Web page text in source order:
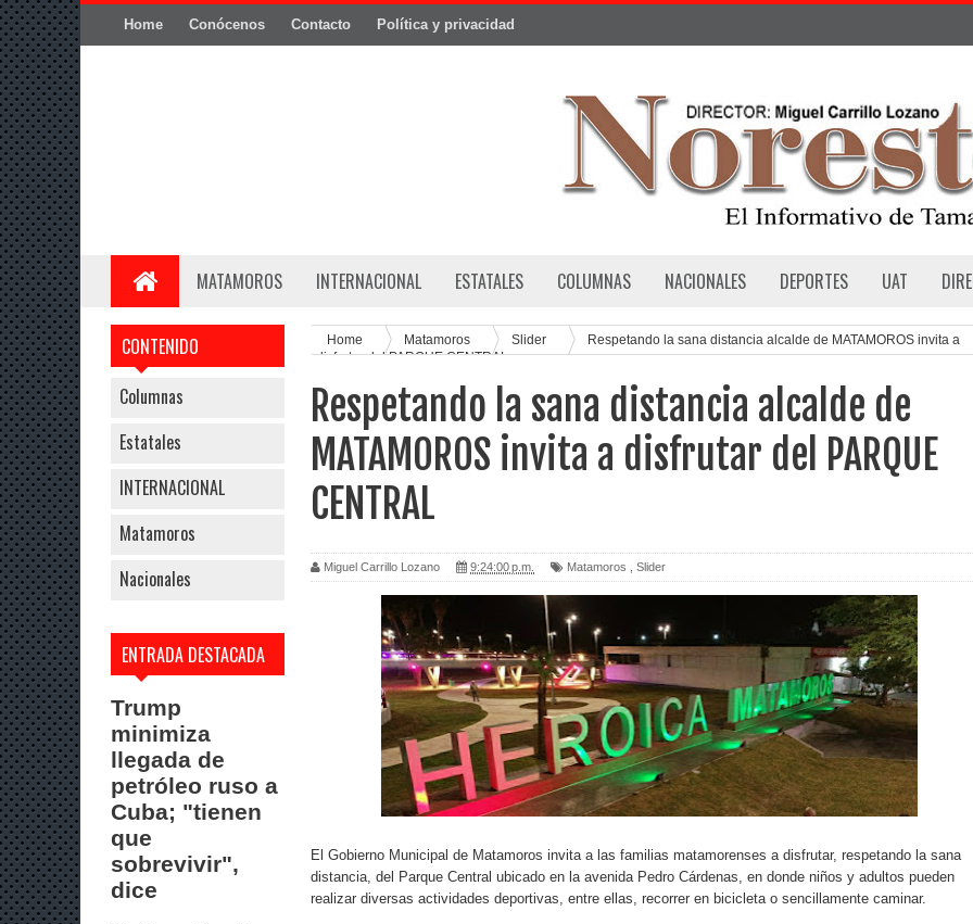
Home Conócenos Contacto Política y privacidad
MATAMOROS INTERNACIONAL ESTATALES COLUMNAS NACIONALES DEPORTES UAT
CONTENIDO
Columnas
Estatales
INTERNACIONAL
Matamoros
Nacionales
ENTRADA DESTACADA
Trump
minimiza
llegada de
petróleo ruso a
Cuba; "tienen
que
sobrevivir",
dice
Home Matamoros Slider
Respetando la sana distancia alcalde de MATAMOROS invita a
disfrutar del PARQUE CENTRAL
Respetando la sana distancia alcalde de
MATAMOROS invita a disfrutar del PARQUE
CENTRAL
Miguel Carrillo Lozano 9:24:00 p.m. Matamoros Slider
El Gobierno Municipal de Matamoros invita a las familias matamorenses a disfrutar, respetando la sana
distancia, del Parque Central ubicado en la avenida Pedro Cárdenas, en donde niños y adultos pueden
realizar diversas actividades deportivas, entre ellas, recorrer en bicicleta o sencillamente caminar.